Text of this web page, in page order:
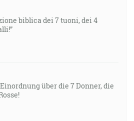
biblica dei 7 tuoni, dei 4
über die 7 Donner, die